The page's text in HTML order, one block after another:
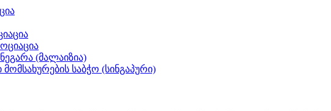
(მალაიზია)
საბჭო (სინგაპური)